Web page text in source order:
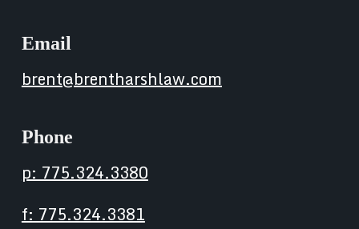
Email
brent@brentharshlaw.com
Phone
p: 775.324.3380
f: 775.324.3381